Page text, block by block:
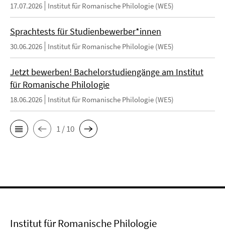
17.07.2026 Institut für Romanische Philologie (WE5)
Sprachtests für Studienbewerber*innen
30.06.2026 Institut für Romanische Philologie (WE5)
Jetzt bewerben! Bachelorstudiengänge am Institut
für Romanische Philologie
18.06.2026 Institut für Romanische Philologie (WE5)
1 / 10
Institut für Romanische Philologie